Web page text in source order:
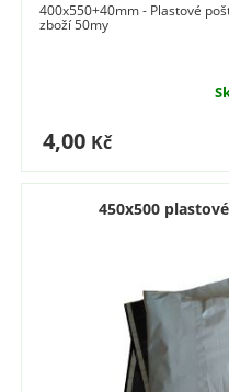
400x550+40mm - Plastové
zboží 50my
4,00 Kč
450x500